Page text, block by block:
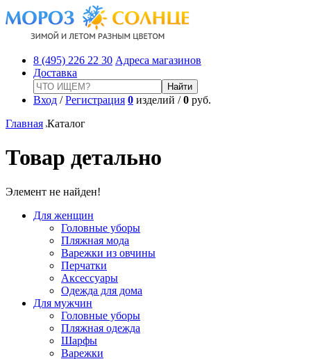
8 (495) 226 22 30 Адреса магазинов
Доставка
Вход /Регистрация 0 изделий /0 руб.
Главная Каталог
Товар детально
Элемент не найден!
Для женщин
Головные уборы
Пляжная мода
Варежки из овчины
Перчатки
Аксессуары
Одежда для дома
Для мужчин
Головные уборы
Пляжная одежда
Шарфы
Варежки